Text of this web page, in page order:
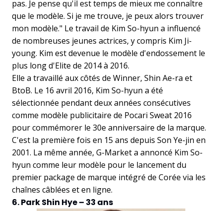
pas. Je pense qu'il est temps de mieux me connaître
que le modèle. Si je me trouve, je peux alors trouver
mon modèle." Le travail de Kim So-hyun a influencé
de nombreuses jeunes actrices, y compris Kim Ji-
young. Kim est devenue le modèle d'endossement le
plus long d'Elite de 2014 à 2016.
Elle a travaillé aux côtés de Winner, Shin Ae-ra et
BtoB. Le 16 avril 2016, Kim So-hyun a été
sélectionnée pendant deux années consécutives
comme modèle publicitaire de Pocari Sweat 2016
pour commémorer le 30e anniversaire de la marque.
C'est la première fois en 15 ans depuis Son Ye-jin en
2001. La même année, G-Market a annoncé Kim So-
hyun comme leur modèle pour le lancement du
premier package de marque intégré de Corée via les
chaînes câblées et en ligne.
6. Park Shin Hye – 33 ans